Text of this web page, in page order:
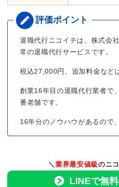
退職代行ニコイチは、株式会
常の退職代行サービスです。
税込27,000円、追加料金など
創業16年目の退職代行業者で
番老舗です。
16年分のノウハウがあるので
＼業界最安値級のニ
LINEで無